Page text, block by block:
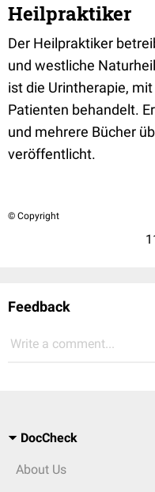
Heilpraktiker
Der Heilpraktiker
und westliche
ist die Urintherapie,
Patienten behandelt.
und mehrere Bücher
veröffentlicht.
© Copyright
Feedback
Write a comment...
DocCheck
About Us